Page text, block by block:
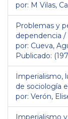
por: M Vilas,
Problemas y
dependencia /
por: Cueva,
Publicado:
Imperialismo,
de sociología
por: Verón,
Imperialismo